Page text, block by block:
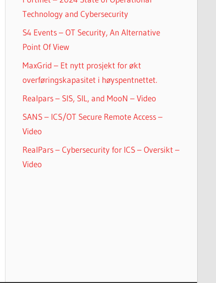
Technology and Cybersecurity
S4 Events – OT Security, An Alternative
Point Of View
MaxGrid – Et nytt prosjekt for økt
overføringskapasitet i høyspentnettet.
Realpars – SIS, SIL, and MooN – Video
SANS – ICS/OT Secure Remote Access –
Video
RealPars – Cybersecurity for ICS – Oversikt –
Video